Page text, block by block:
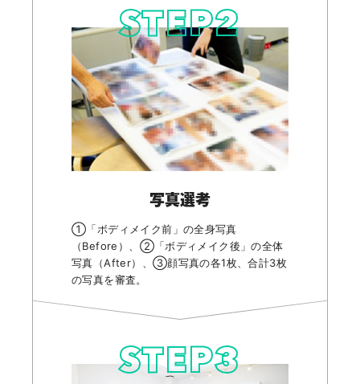
STEP2
写真選考
①「ボディメイク前」の全身写真
（Before）、②「ボディメイク後」の全体
写真（After）、③顔写真の各1枚、合計3枚
の写真を審査。
STEP3